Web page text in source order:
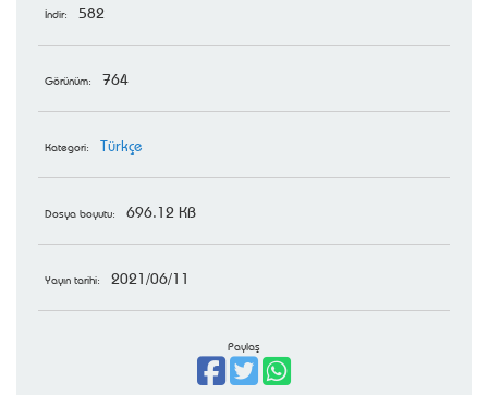
İndir: 582
Görünüm: 764
Kategori: Türkçe
Dosya boyutu: 696.12 KB
Yayın tarihi: 2021/06/11
Paylaş